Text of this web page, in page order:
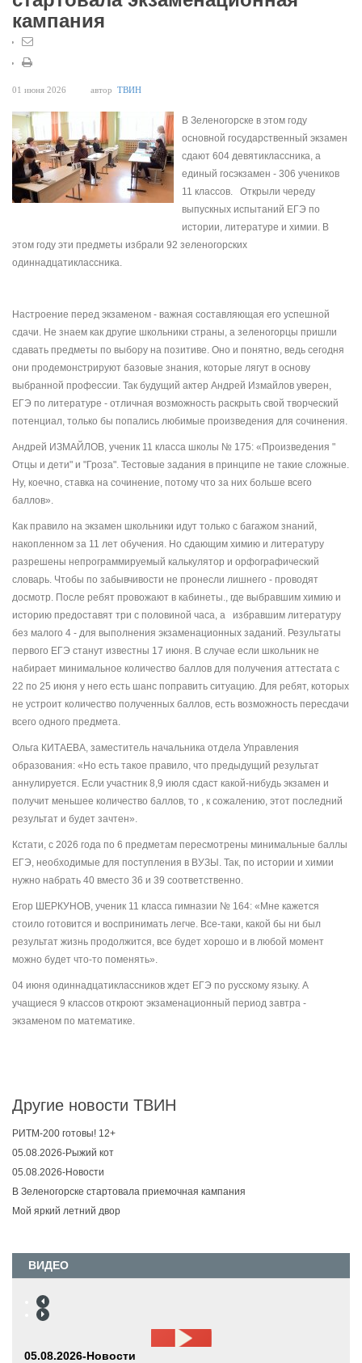
кампания
01 июня 2026 автор ТВИН
В Зеленогорске в этом году
основной государственный экзамен
сдают 604 девятиклассника, а
единый госэкзамен - 306 учеников
11 классов. Открыли череду
выпускных испытаний ЕГЭ по
истории, литературе и химии. В
этом году эти предметы избрали 92 зеленогорских
одиннадцатиклассника.
Настроение перед экзаменом - важная составляющая его успешной
сдачи. Не знаем как другие школьники страны, а зеленогорцы пришли
сдавать предметы по выбору на позитиве. Оно и понятно, ведь сегодня
они продемонстрируют базовые знания, которые лягут в основу
выбранной профессии. Так будущий актер Андрей Измайлов уверен,
ЕГЭ по литературе - отличная возможность раскрыть свой творческий
потенциал, только бы попались любимые произведения для сочинения.
Андрей ИЗМАЙЛОВ, ученик 11 класса школы № 175: «Произведения "
Отцы и дети" и "Гроза". Тестовые задания в принципе не такие сложные.
Ну, коечно, ставка на сочинение, потому что за них больше всего
баллов».
Как правило на экзамен школьники идут только с багажом знаний,
накопленном за 11 лет обучения. Но сдающим химию и литературу
разрешены непрограммируемый калькулятор и орфографический
словарь. Чтобы по забывчивости не пронесли лишнего - проводят
досмотр. После ребят провожают в кабинеты., где выбравшим химию и
историю предоставят три с половиной часа, а избравшим литературу
без малого 4 - для выполнения экзаменационных заданий. Результаты
первого ЕГЭ станут известны 17 июня. В случае если школьник не
набирает минимальное количество баллов для получения аттестата с
22 по 25 июня у него есть шанс поправить ситуацию. Для ребят, которых
не устроит количество полученных баллов, есть возможность пересдачи
всего одного предмета.
Ольга КИТАЕВА, заместитель начальника отдела Управления
образования: «Но есть такое правило, что предыдущий результат
аннулируется. Если участник 8,9 июля сдаст какой-нибудь экзамен и
получит меньшее количество баллов, то , к сожалению, этот последний
результат и будет зачтен».
Кстати, с 2026 года по 6 предметам пересмотрены минимальные баллы
ЕГЭ, необходимые для поступления в ВУЗЫ. Так, по истории и химии
нужно набрать 40 вместо 36 и 39 соответственно.
Егор ШЕРКУНОВ, ученик 11 класса гимназии № 164: «Мне кажется
стоило готовится и воспринимать легче. Все-таки, какой бы ни был
результат жизнь продолжится, все будет хорошо и в любой момент
можно будет что-то поменять».
04 июня одиннадцатиклассников ждет ЕГЭ по русскому языку. А
учащиеся 9 классов откроют экзаменационный период завтра -
экзаменом по математике.
Другие новости ТВИН
РИТМ-200 готовы! 12+
05.08.2026-Рыжий кот
05.08.2026-Новости
В Зеленогорске стартовала приемочная кампания
Мой яркий летний двор
ВИДЕО
05.08.2026-Новости